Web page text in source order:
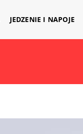
JEDZENIE I NAPOJE